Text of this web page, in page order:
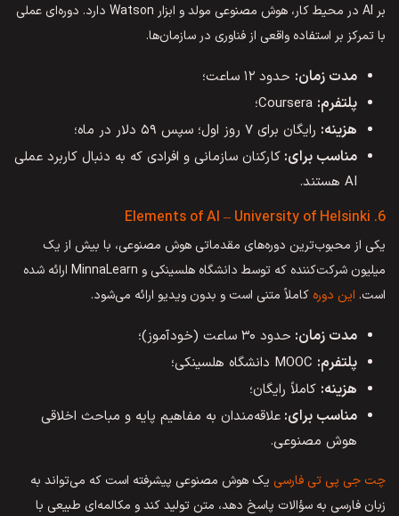
بر AI در محیط کار، هوش مصنوعی مولد و ابزار Watson دارد. دوره‌ای عملی
با تمرکز بر استفاده واقعی از فناوری در سازمان‌ها.
مدت زمان: حدود ۱۲ ساعت؛
پلتفرم:
هزینه: رایگان برای ۷ روز اول؛ سپس ۵۹ دلار در ماه؛
مناسب برای: کارکنان سازمانی و افرادی که به دنبال کاربرد عملی
AI هستند.
6. Elements of AI – University of Helsinki
یکی از محبوب‌ترین دوره‌های مقدماتی هوش مصنوعی، با بیش از یک
میلیون شرکت‌کننده که توسط دانشگاه هلسینکی و MinnaLearn ارائه شده
است. این دوره کاملاً متنی است و بدون ویدیو ارائه می‌شود.
مدت زمان: حدود ۳۰ ساعت (خودآموز)؛
پلتفرم:
هزینه: کاملاً رایگان؛
مناسب برای: علاقه‌مندان به مفاهیم پایه و مباحث اخلاقی
هوش مصنوعی.
چت جی پی تی فارسی یک هوش مصنوعی پیشرفته است که می‌تواند به
زبان فارسی به سؤالات پاسخ دهد، متن تولید کند و مکالمه‌ای طبیعی با